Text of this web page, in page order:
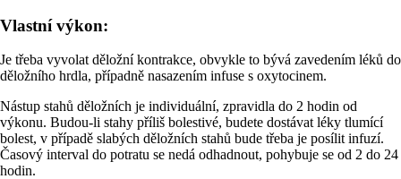
Vlastní výkon:
Je třeba vyvolat děložní kontrakce, obvykle to bývá zavedením léků do
děložního hrdla, případně nasazením infuse s oxytocinem.
Nástup stahů děložních je individuální, zpravidla do 2 hodin od
výkonu. Budou-li stahy příliš bolestivé, budete dostávat léky tlumící
bolest, v případě slabých děložních stahů bude třeba je posílit infuzí.
Časový interval do potratu se nedá odhadnout, pohybuje se od 2 do 24
hodin.